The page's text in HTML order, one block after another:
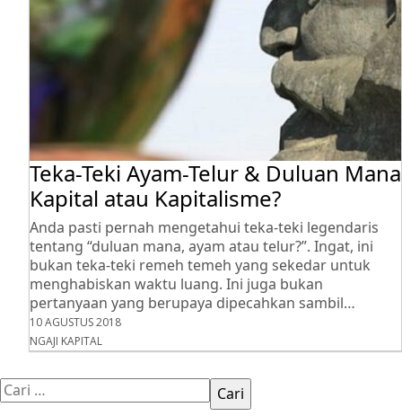
Teka-Teki Ayam-Telur & Duluan Mana
Kapital atau Kapitalisme?
Anda pasti pernah mengetahui teka-teki legendaris
tentang “duluan mana, ayam atau telur?”. Ingat, ini
bukan teka-teki remeh temeh yang sekedar untuk
menghabiskan waktu luang. Ini juga bukan
pertanyaan yang berupaya dipecahkan sambil…
10 AGUSTUS 2018
NGAJI KAPITAL
Cari
untuk: